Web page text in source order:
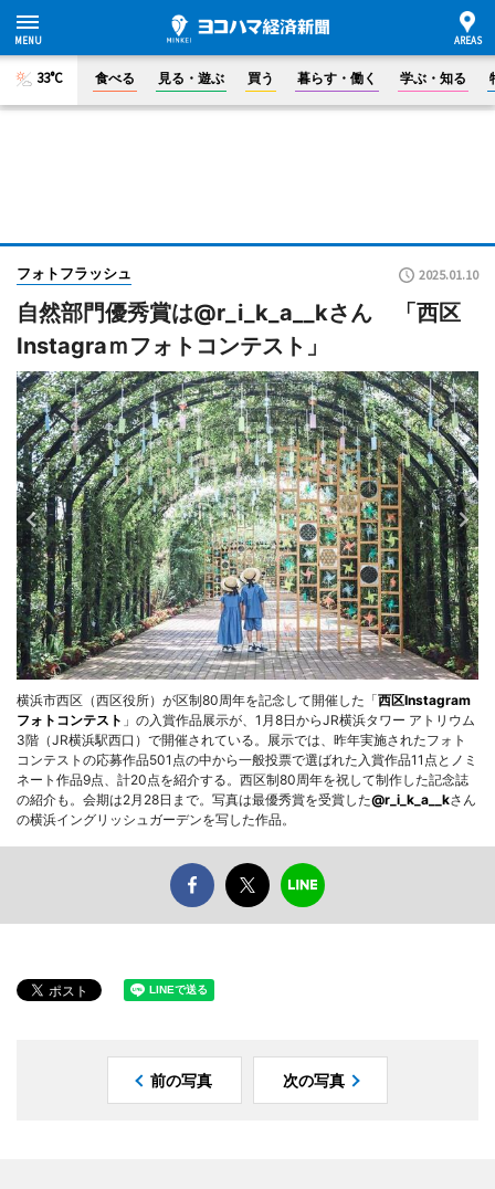
33°C 食べる 見る・遊ぶ 買う 暮らす・働く 学ぶ・知る
フォトフラッシュ 2025.01.10
自然部門優秀賞は@r_i_k_a__kさん 「西区
Instagraｍフォトコンテスト」
横浜市西区（西区役所）が区制80周年を記念して開催した「西区Instagram
フォトコンテスト 」の入賞作品展示が、1月8日からJR横浜タワー アトリウム
3階（JR横浜駅西口）で開催されている。展示では、昨年実施されたフォト
コンテストの応募作品501点の中から一般投票で選ばれた入賞作品11点とノミ
ネート作品9点、計20点を紹介する。西区制80周年を祝して制作した記念誌
の紹介も。会期は2月28日まで。写真は最優秀賞を受賞した@r_i_k_a__kさん
の横浜イングリッシュガーデンを写した作品。
前の写真 次の写真